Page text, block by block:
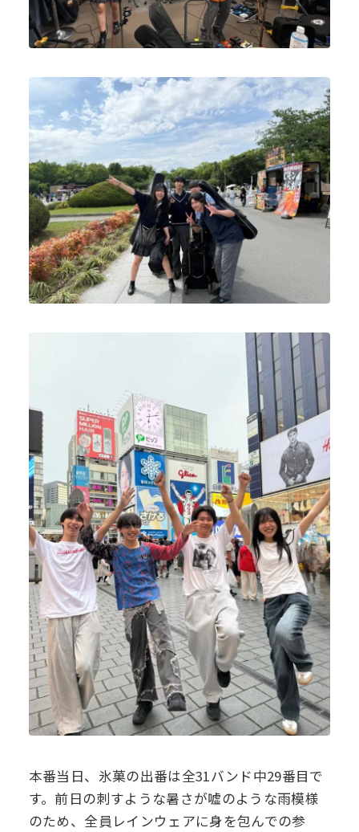
本番当日、氷菓の出番は全31バンド中29番目で
す。前日の刺すような暑さが嘘のような雨模様
のため、全員レインウェアに身を包んでの参